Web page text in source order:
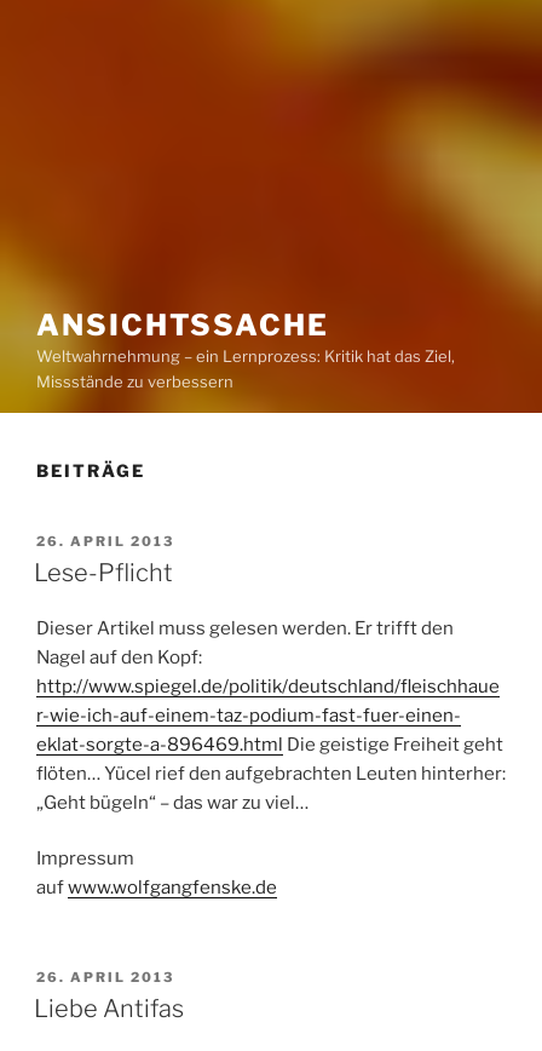
ANSICHTSSACHE
Weltwahrnehmung – ein Lernprozess: Kritik hat das Ziel,
Missstände zu verbessern
BEITRÄGE
VERÖFFENTLICHT
AM
26. APRIL 2013
Lese-Pflicht
Dieser Artikel muss gelesen werden. Er trifft den
Nagel auf den Kopf:
http://www.spiegel.de/politik/deutschland/fleischhaue
r-wie-ich-auf-einem-taz-podium-fast-fuer-einen-
eklat-sorgte-a-896469.html Die geistige Freiheit geht
flöten… Yücel rief den aufgebrachten Leuten hinterher:
„Geht bügeln“ – das war zu viel…
Impressum
aufwww.wolfgangfenske.de
VERÖFFENTLICHT
AM
26. APRIL 2013
Liebe Antifas